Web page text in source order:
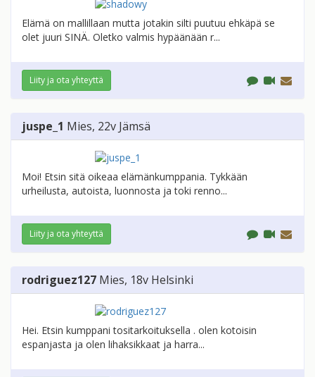
Elämä on mallillaan mutta jotakin silti puutuu ehkäpä se
olet juuri SINÄ. Oletko valmis hypäänään r...
Liity ja ota yhteyttä
juspe_1 Mies, 22v Jämsä
Moi! Etsin sitä oikeaa elämänkumppania. Tykkään
urheilusta, autoista, luonnosta ja toki renno...
Liity ja ota yhteyttä
rodriguez127 Mies, 18v Helsinki
Hei. Etsin kumppani tositarkoituksella . olen kotoisin
espanjasta ja olen lihaksikkaat ja harra...